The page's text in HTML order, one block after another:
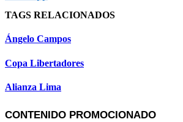
TAGS RELACIONADOS
Ángelo Campos
Copa Libertadores
Alianza Lima